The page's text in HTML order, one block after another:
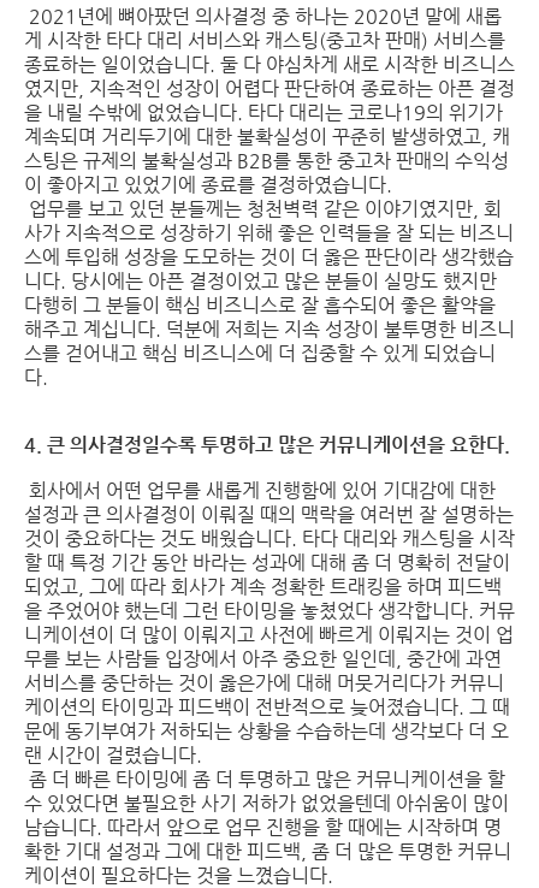
2021년에 뼈아팠던 의사결정 중 하나는 2020년 말에 새롭
게 시작한 타다 대리 서비스와 캐스팅(중고차 판매) 서비스를
종료하는 일이었습니다. 둘 다 야심차게 새로 시작한 비즈니스
였지만, 지속적인 성장이 어렵다 판단하여 종료하는 아픈 결정
을 내릴 수밖에 없었습니다. 타다 대리는 코로나19의 위기가
계속되며 거리두기에 대한 불확실성이 꾸준히 발생하였고, 캐
스팅은 규제의 불확실성과 B2B를 통한 중고차 판매의 수익성
이 좋아지고 있었기에 종료를 결정하였습니다.
업무를 보고 있던 분들께는 청천벽력 같은 이야기였지만, 회
사가 지속적으로 성장하기 위해 좋은 인력들을 잘 되는 비즈니
스에 투입해 성장을 도모하는 것이 더 옳은 판단이라 생각했습
니다. 당시에는 아픈 결정이었고 많은 분들이 실망도 했지만
다행히 그 분들이 핵심 비즈니스로 잘 흡수되어 좋은 활약을
해주고 계십니다. 덕분에 저희는 지속 성장이 불투명한 비즈니
스를 걷어내고 핵심 비즈니스에 더 집중할 수 있게 되었습니
다.
4. 큰 의사결정일수록 투명하고 많은 커뮤니케이션을 요한다.
회사에서 어떤 업무를 새롭게 진행함에 있어 기대감에 대한
설정과 큰 의사결정이 이뤄질 때의 맥락을 여러번 잘 설명하는
것이 중요하다는 것도 배웠습니다. 타다 대리와 캐스팅을 시작
할 때 특정 기간 동안 바라는 성과에 대해 좀 더 명확히 전달이
되었고, 그에 따라 회사가 계속 정확한 트래킹을 하며 피드백
을 주었어야 했는데 그런 타이밍을 놓쳤었다 생각합니다. 커뮤
니케이션이 더 많이 이뤄지고 사전에 빠르게 이뤄지는 것이 업
무를 보는 사람들 입장에서 아주 중요한 일인데, 중간에 과연
서비스를 중단하는 것이 옳은가에 대해 머뭇거리다가 커뮤니
케이션의 타이밍과 피드백이 전반적으로 늦어졌습니다. 그 때
문에 동기부여가 저하되는 상황을 수습하는데 생각보다 더 오
랜 시간이 걸렸습니다.
좀 더 빠른 타이밍에 좀 더 투명하고 많은 커뮤니케이션을 할
수 있었다면 불필요한 사기 저하가 없었을텐데 아쉬움이 많이
남습니다. 따라서 앞으로 업무 진행을 할 때에는 시작하며 명
확한 기대 설정과 그에 대한 피드백, 좀 더 많은 투명한 커뮤니
케이션이 필요하다는 것을 느꼈습니다.